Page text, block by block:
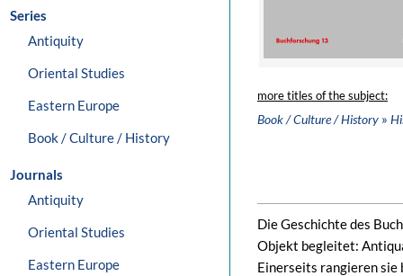
Series
Antiquity
Oriental Studies
Eastern Europe
Book / Culture / History
Journals
Antiquity
Oriental Studies
Eastern Europe
more titles of the subject:
Book / Culture / History »
Die Geschichte des
Objekt begleitet:
Einerseits rangieren sie